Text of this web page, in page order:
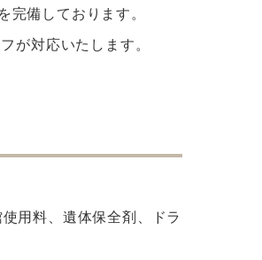
備しております。
が対応いたします。
用料、遺体保全剤、ドラ